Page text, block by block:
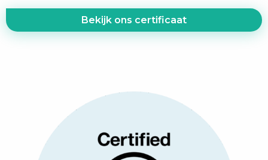
Bekijk ons ​​certificaat